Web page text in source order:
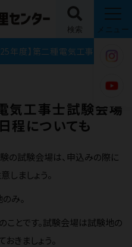
検索 メニュー
【2025年度】第二種電気工事士試験会場と過去の会場一覧｜日程についても
気工事士試験会場
程についても
の試験会場は、申込みの際に
しましょう。
み。
ことです。試験会場は試験地の
きましょう。